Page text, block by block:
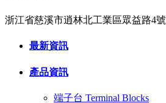
浙江省慈溪市逍林北工業區眾益路4號
最新資訊
產品資訊
端子台 Terminal Blocks